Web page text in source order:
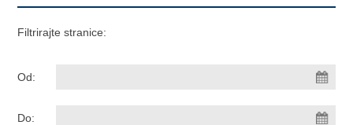
Filtrirajte stranice:
Od:
Do: